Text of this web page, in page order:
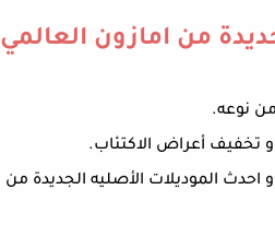
من امازون العالمي
نوعه.
و تخفيف أعراض الاكتئاب.
الموديلات الأصليه الجديدة من